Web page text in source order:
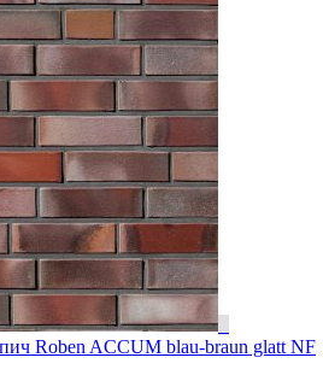
Roben ACCUM blau-braun glatt NF